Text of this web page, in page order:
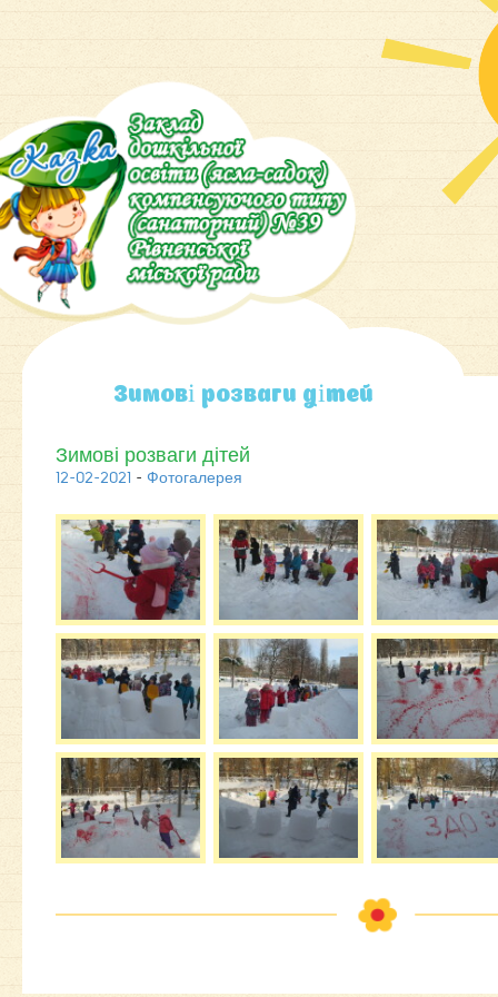
Зимові розваги дітей
Зимові розваги дітей
12-02-2021 - Фотогалерея